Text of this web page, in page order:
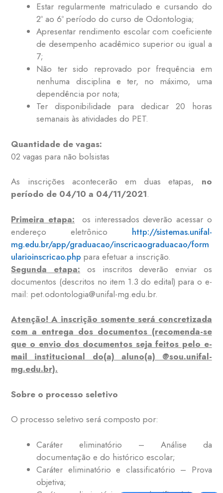
Estar regularmente matriculado e cursando do
2º ao 6º período do curso de Odontologia;
Apresentar rendimento escolar com coeficiente
de desempenho acadêmico superior ou igual a
7;
Não ter sido reprovado por frequência em
nenhuma disciplina e ter, no máximo, uma
dependência por nota;
Ter disponibilidade para dedicar 20 horas
semanais às atividades do PET.
Quantidade de vagas:
02 vagas para não bolsistas
As inscrições acontecerão em duas etapas, no
período de 04/10 a 04/11/2021.
Primeira etapa: os interessados deverão acessar o
endereço eletrônico http://sistemas.unifal-
mg.edu.br/app/graduacao/inscricaograduacao/form
ularioinscricao.php para efetuar a inscrição.
Segunda etapa: os inscritos deverão enviar os
documentos (descritos no item 1.3 do edital) para o e-
mail: pet.odontologia@unifal-mg.edu.br.
Atenção! A inscrição somente será concretizada
com a entrega dos documentos (recomenda-se
que o envio dos documentos seja feitos pelo e-
mail institucional do(a) aluno(a) @sou.unifal-
mg.edu.br).
Sobre o processo seletivo
O processo seletivo será composto por:
Caráter eliminatório – Análise da
documentação e do histórico escolar;
Caráter eliminatório e classificatório – Prova
objetiva;